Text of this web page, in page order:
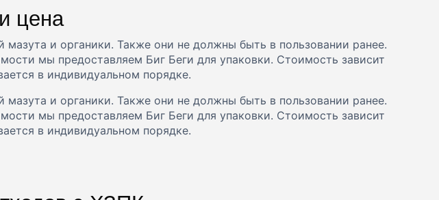
цена
и органики. Также они не должны быть в пользовании ранее.
мы предоставляем Биг Беги для упаковки. Стоимость зависит
в индивидуальном порядке.
и органики. Также они не должны быть в пользовании ранее.
мы предоставляем Биг Беги для упаковки. Стоимость зависит
в индивидуальном порядке.